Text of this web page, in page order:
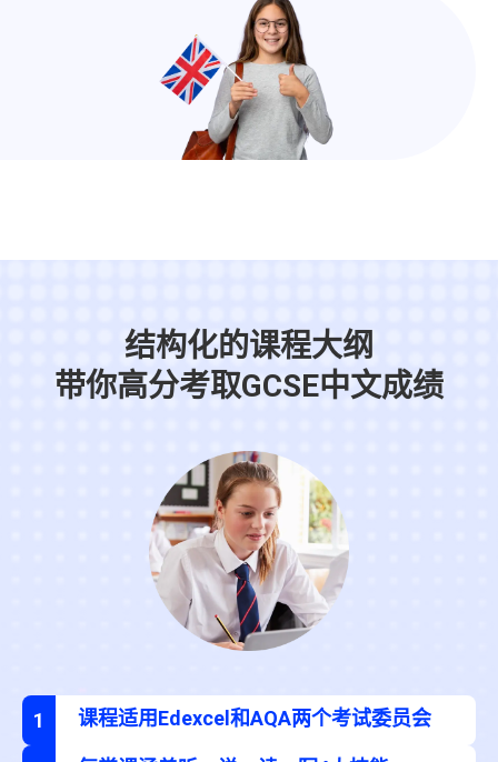
结构化的课程大纲
带你高分考取GCSE中文成绩
1 课程适用Edexcel和AQA两个考试委员会